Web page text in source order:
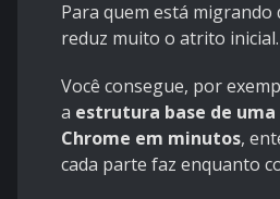
Para quem está migrando
reduz muito o atrito inicial.
Você consegue, por
a estrutura base de
Chrome em minutos,
cada parte faz enquanto